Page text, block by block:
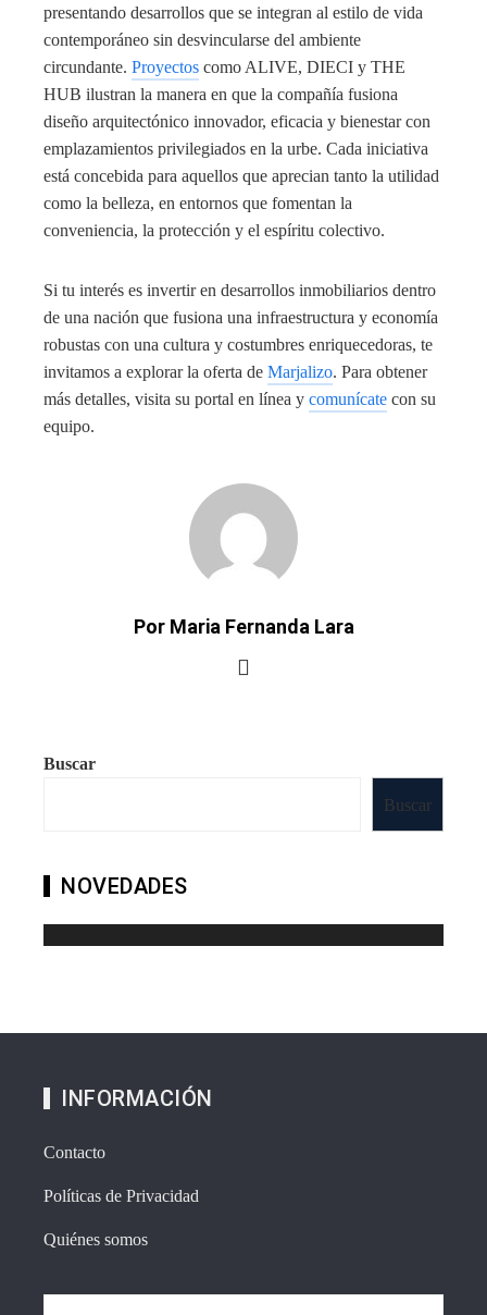
presentando desarrollos que se integran al estilo de vida
contemporáneo sin desvincularse del ambiente
circundante. Proyectos como ALIVE, DIECI y THE
HUB ilustran la manera en que la compañía fusiona
diseño arquitectónico innovador, eficacia y bienestar con
emplazamientos privilegiados en la urbe. Cada iniciativa
está concebida para aquellos que aprecian tanto la utilidad
como la belleza, en entornos que fomentan la
conveniencia, la protección y el espíritu colectivo.
Si tu interés es invertir en desarrollos inmobiliarios dentro
de una nación que fusiona una infraestructura y economía
robustas con una cultura y costumbres enriquecedoras, te
invitamos a explorar la oferta de Marjalizo. Para obtener
más detalles, visita su portal en línea y comunícate con su
equipo.
Por Maria Fernanda Lara
Buscar
Buscar
NOVEDADES
INFORMACIÓN
Contacto
Políticas de Privacidad
Quiénes somos